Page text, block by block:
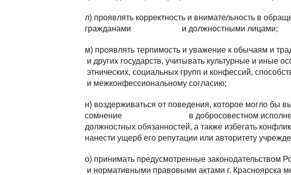
л) проявлять корректность и внимательность в
гражданами и должностными лицами;
м) проявлять терпимость и уважение к обычаям и
и других государств, учитывать культурные и иные
этнических, социальных групп и конфессий,
и межконфессиональному согласию;
н) воздерживаться от поведения, которое могло бы
сомнение в добросовестном исполнении
должностных обязанностей, а также избегать
нанести ущерб его репутации или авторитету
о) принимать предусмотренные законодательством
и нормативными правовыми актами г. Красноярска